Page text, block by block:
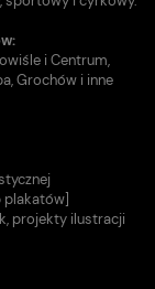
i Centrum,
Grochów i inne
plakatów]
projekty ilustracji